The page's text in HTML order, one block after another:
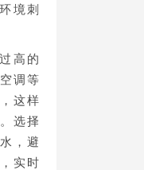
境刺
高的
调等
这样
选择
，避
实时